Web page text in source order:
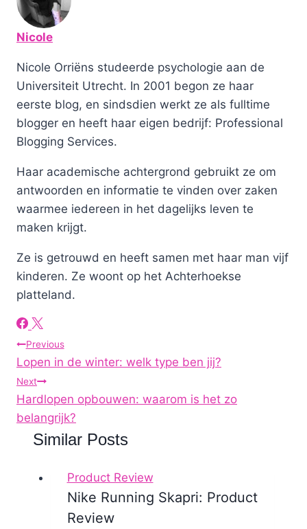
Nicole
Nicole Orriëns studeerde psychologie aan de
Universiteit Utrecht. In 2001 begon ze haar
eerste blog, en sindsdien werkt ze als fulltime
blogger en heeft haar eigen bedrijf: Professional
Blogging Services.
Haar academische achtergrond gebruikt ze om
antwoorden en informatie te vinden over zaken
waarmee iedereen in het dagelijks leven te
maken krijgt.
Ze is getrouwd en heeft samen met haar man vijf
kinderen. Ze woont op het Achterhoekse
platteland.
Post
navigation
Previous
Lopen in de winter: welk type ben jij?
Next
Hardlopen opbouwen: waarom is het zo
belangrijk?
Similar Posts
Product Review
Nike Running Skapri: Product
Review